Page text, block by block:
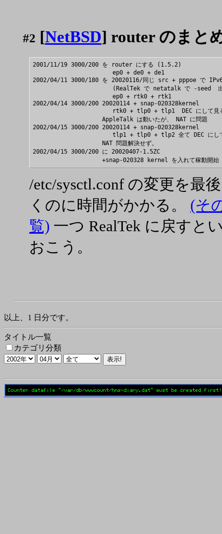
#2 [NetBSD] router のまと
2001/11/19 3000/200 を router にする (1.5.2)
                       ep0 + de0 + de1
2002/04/11 3000/180 を 20020116/同じ src + pppoe で
(RealTek で netatalk で -seed
                       ep0 + rtk0 + rtk1
2002/04/14 3000/200 20020114 + snap-020328kernel
rtk0 + tlp0 + tlp1  DEC にして見
                    AppleTalk は動いたが、 NAT に問題
2002/04/15 3000/200 20020114 + snap-020328kernel
tlp1 + tlp0 + tlp2 全て DEC にし
                    NAT 問題解決せず。
2002/04/15 3000/200 に 20020407-1.5ZC
/etc/sysctl.conf の変更を最
くのに時間がかかる。 (そ
覧) 一つ RealTek に戻すと
おこう。
以上、1 日分です。
タイトル一覧
カテゴリ分類